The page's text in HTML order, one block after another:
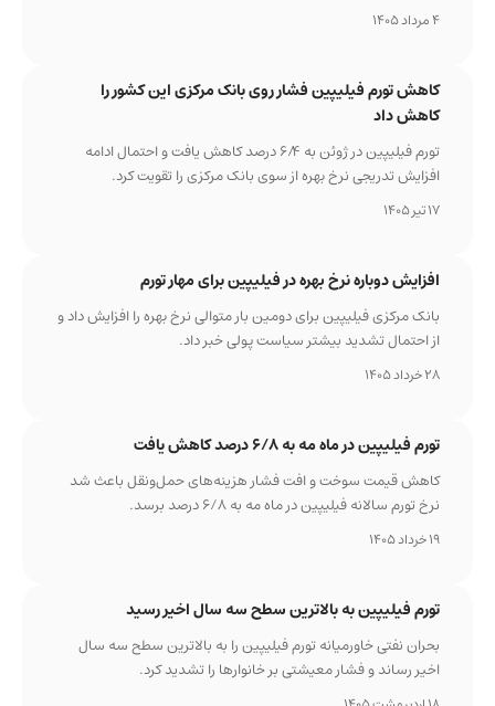
کاهش تورم فیلیپین فشار روی بانک مرکزی این کشور را
کاهش داد
تورم فیلیپین در ژوئن به 6/4 درصد کاهش یافت و احتمال ادامه
افزایش تدریجی نرخ بهره از سوی بانک مرکزی را تقویت کرد.
افزایش دوباره نرخ بهره در فیلیپین برای مهار تورم
بانک مرکزی فیلیپین برای دومین بار متوالی نرخ بهره را افزایش داد و
از احتمال تشدید بیشتر سیاست پولی خبر داد.
تورم فیلیپین در ماه مه به ۶/۸ درصد کاهش یافت
کاهش قیمت سوخت و افت فشار هزینه‌های حمل‌ونقل باعث شد
نرخ تورم سالانه فیلیپین در ماه مه به ۶/۸ درصد برسد.
تورم فیلیپین به بالاترین سطح سه سال اخیر رسید
بحران نفتی خاورمیانه تورم فیلیپین را به بالاترین سطح سه سال
اخیر رساند و فشار معیشتی بر خانوارها را تشدید کرد.